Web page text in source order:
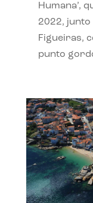
Humana’,
2022,
Figueiras,
punto